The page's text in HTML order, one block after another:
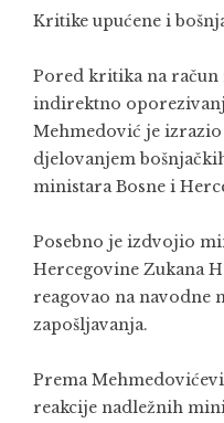
Kritike upućene i
Pored kritika na račun
indirektno
Mehmedović je
djelovanjem
ministara Bosne i
Posebno je izdvojio
Hercegovine Zukana
reagovao na navodne
zapošljavanja.
Prema
reakcije nadležnih